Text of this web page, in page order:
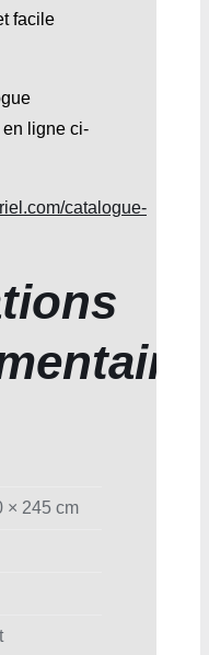
facile
ligne ci-
catalogue-
× 245 cm